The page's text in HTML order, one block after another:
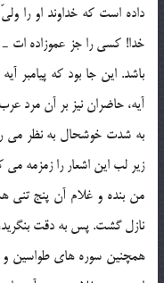
داده است که خداوند او را
خدا! کسی را جز عموزاده ات ـ
باشد. این جا بود که پیامبر
آیه، حاضران نیز بر آن مرد
به شدت خوشحال به نظر می
زیر لب این اشعار را زمزمه می
من بنده و غلام آن پنج تنی
نازل گشت. پس به دقت
همچنین سوره های طواسین و